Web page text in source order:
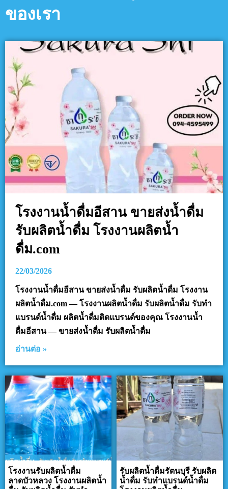
ของเรา
โรงงานน้ำดื่มอีสาน ขายส่งน้ำดื่ม
รับผลิตน้ำดื่ม โรงงานผลิตน้ำ
ดื่ม.com
22/03/2026
โรงงานน้ำดื่มอีสาน ขายส่งน้ำดื่ม รับผลิตน้ำดื่ม โรงงาน
ผลิตน้ำดื่ม.com — โรงงานผลิตน้ำดื่ม รับผลิตน้ำดื่ม รับทำ
แบรนด์น้ำดื่ม ผลิตน้ำดื่มติดแบรนด์ของคุณ โรงงานน้ำ
ดื่มอีสาน — ขายส่งน้ำดื่ม รับผลิตน้ำดื่ม
อ่านต่อ »
โรงงานรับผลิตน้ำดื่ม
ลาดบัวหลวง โรงงานผลิตน้ำ
รับผลิตน้ำดื่มรัตนบุรี รับผลิต
น้ำดื่ม รับทำแบรนด์น้ำดื่ม